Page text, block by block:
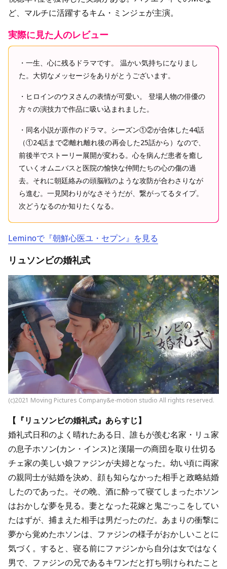
ど、マルチに活躍するキム・ミンジェが主演。
実際に見た人のレビュー
・一生、心に残るドラマです。 温かい気持ちになりまし
た。大切なメッセージをありがとうございます。
・ヒロインのウヌさんの表情が可愛い。 登場人物の俳優の
方々の演技力で作品に吸い込まれました。
・同名小説が原作のドラマ。シーズン①②が合体した44話
（①24話まで②離れ離れ後の再会した25話から）なので、
前後半でストーリー展開が変わる。心を病んだ患者を癒し
ていくオムニバスと医院の愉快な仲間たちの心の傷の過
去。それに朝廷絡みの頭脳戦のような攻防が合わさりなが
ら進む。一見関わりがなさそうだが、繋がってるタイプ。
次どうなるのか知りたくなる。
Leminoで『朝鮮心医ユ・セプン』を見る
リュソンビの婚礼式
(c)2021 Moving Pictures Company&e-motion studio All rights reserved.
【『リュソンビの婚礼式』あらすじ】
婚礼式日和のよく晴れたある日、誰もが羨む名家・リュ家
の息子ホソン(カン・インス)と漢陽一の商団を取り仕切る
チェ家の美しい娘ファジンが夫婦となった。幼い頃に両家
の親同士が結婚を決め、顔も知らなかった相手と政略結婚
したのであった。その晩、酒に酔って寝てしまったホソン
はおかしな夢を見る。妻となった花嫁と鬼ごっこをしてい
たはずが、捕まえた相手は男だったのだ。あまりの衝撃に
夢から覚めたホソンは、ファジンの様子がおかしいことに
気づく。すると、寝る前にファジンから自分は女ではなく
男で、ファジンの兄であるキワンだと打ち明けられたこと